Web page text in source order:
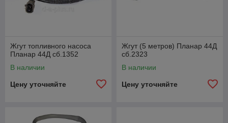
Жгут топливного насоса
Планар 44Д сб.1352
В наличии
Цену уточняйте
Жгут (5 метров) Планар 44Д
сб.2323
В наличии
Цену уточняйте